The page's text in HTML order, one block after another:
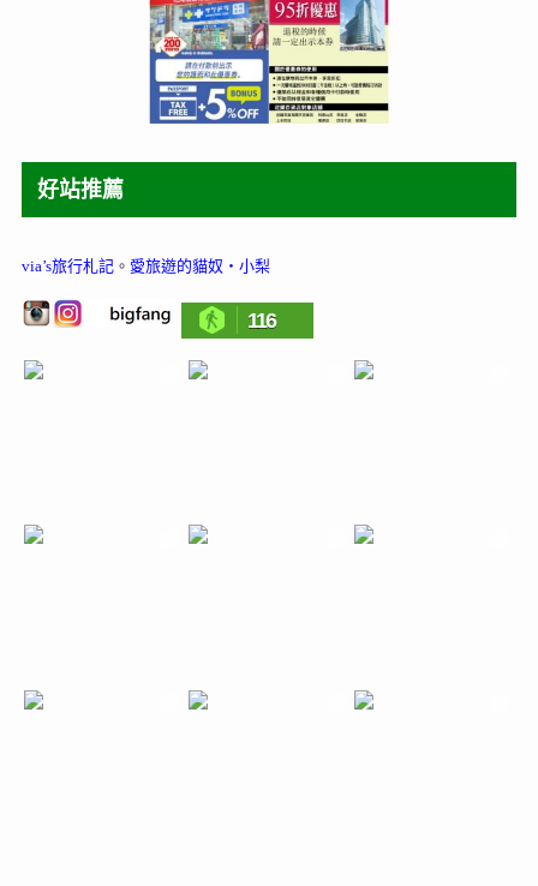
好站推薦
via’s旅行札記。 愛旅遊的貓奴‧小梨
116